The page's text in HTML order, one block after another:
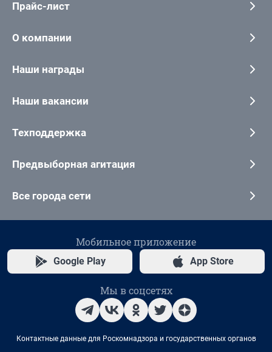
Прайс-лист
О компании
Наши награды
Наши вакансии
Техподдержка
Предвыборная агитация
Все города сети
Мобильное приложение
Google Play App Store
Мы в соцсетях
Контактные данные для Роскомнадзора и государственных органов